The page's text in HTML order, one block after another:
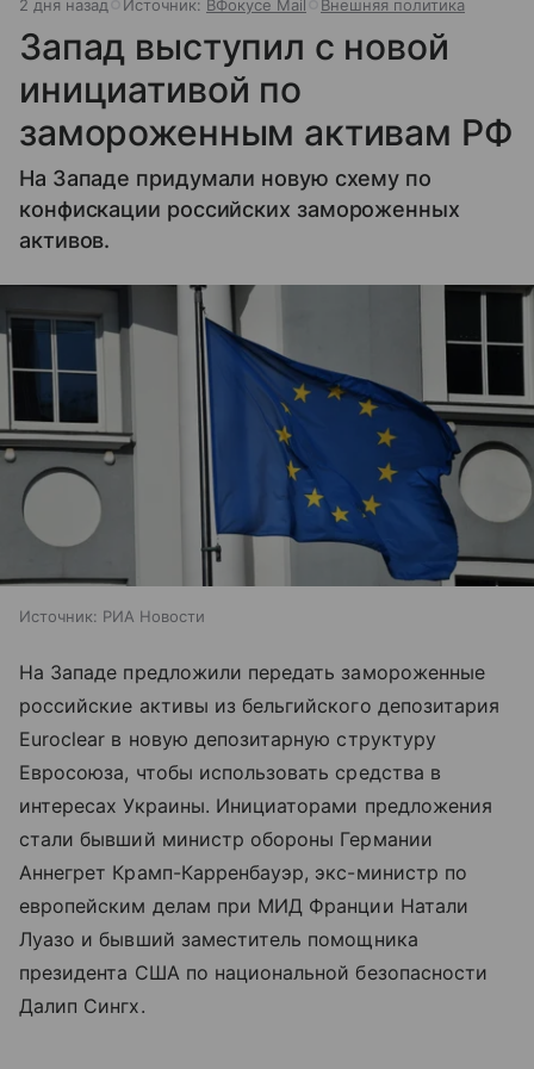
2 дня назад Источник: ВФокусе Mail Внешняя политика
Запад выступил с новой
инициативой по
замороженным активам РФ
На Западе придумали новую схему по
конфискации российских замороженных
активов.
Источник: РИА Новости
На Западе предложили передать замороженные
российские активы из бельгийского депозитария
Euroclear в новую депозитарную структуру
Евросоюза, чтобы использовать средства в
интересах Украины. Инициаторами предложения
стали бывший министр обороны Германии
Аннегрет Крамп-Карренбауэр, экс-министр по
европейским делам при МИД Франции Натали
Луазо и бывший заместитель помощника
президента США по национальной безопасности
Далип Сингх.